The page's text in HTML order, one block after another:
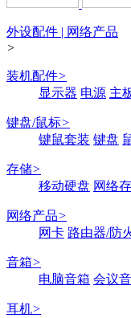
外设配件 | 网络产品
>
装机配件>
显示器 电源 主
键盘/鼠标>
键鼠套装 键盘
存储>
移动硬盘 网络
网络产品>
网卡 路由器/防
音箱>
电脑音箱 会议
耳机>